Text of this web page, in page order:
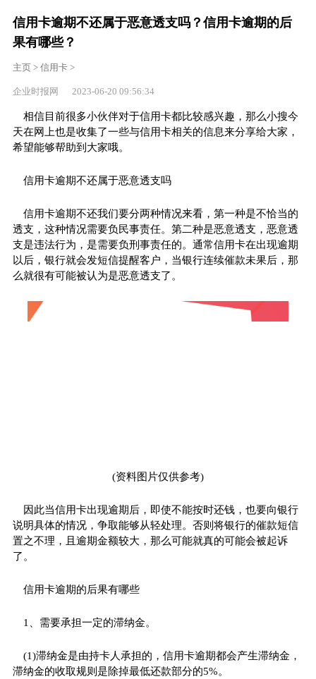
信用卡逾期不还属于恶意透支吗？信用卡逾期的后
果有哪些？
主页> 信用卡>
企业时报网 2023-06-20 09:56:34
相信目前很多小伙伴对于信用卡都比较感兴趣，那么小搜今
天在网上也是收集了一些与信用卡相关的信息来分享给大家，
希望能够帮助到大家哦。
信用卡逾期不还属于恶意透支吗
信用卡逾期不还我们要分两种情况来看，第一种是不恰当的
透支，这种情况需要负民事责任。第二种是恶意透支，恶意透
支是违法行为，是需要负刑事责任的。通常信用卡在出现逾期
以后，银行就会发短信提醒客户，当银行连续催款未果后，那
么就很有可能被认为是恶意透支了。
(资料图片仅供参考)
因此当信用卡出现逾期后，即使不能按时还钱，也要向银行
说明具体的情况，争取能够从轻处理。否则将银行的催款短信
置之不理，且逾期金额较大，那么可能就真的可能会被起诉
了。
信用卡逾期的后果有哪些
1、需要承担一定的滞纳金。
(1)滞纳金是由持卡人承担的，信用卡逾期都会产生滞纳金，
滞纳金的收取规则是除掉最低还款部分的5%。